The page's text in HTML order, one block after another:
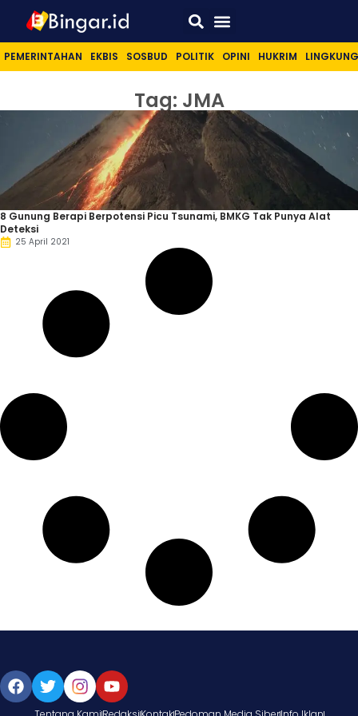
PEMERINTAHAN EKBIS SOSBUD POLITIK OPINI HUKRIM
Tag: JMA
8 Gunung Berapi Berpotensi Picu Tsunami, BMKG Tak Punya Alat
Deteksi
25 April 2021